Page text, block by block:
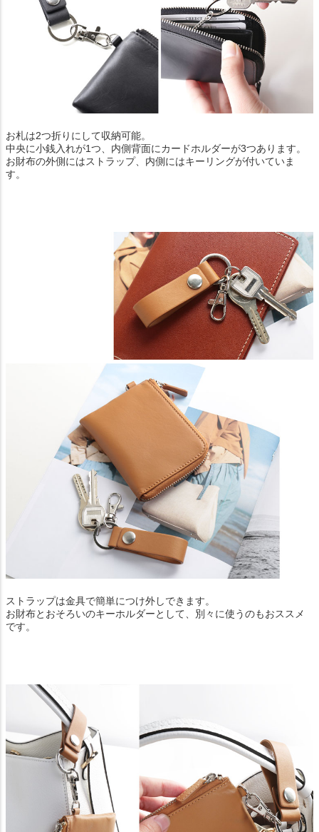
お札は2つ折りにして収納可能。
中央に小銭入れが1つ、内側背面にカードホルダーが3つあります。
お財布の外側にはストラップ、内側にはキーリングが付いていま
す。
ストラップは金具で簡単につけ外しできます。
お財布とおそろいのキーホルダーとして、別々に使うのもおススメ
です。